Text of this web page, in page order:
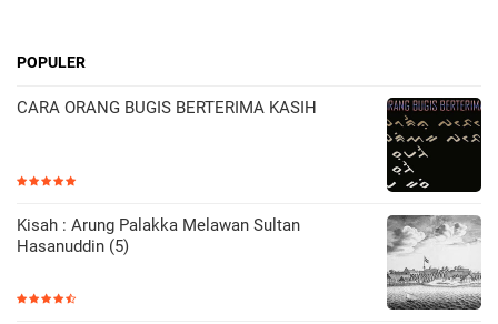
POPULER
CARA ORANG BUGIS BERTERIMA KASIH
Kisah : Arung Palakka Melawan Sultan
Hasanuddin (5)